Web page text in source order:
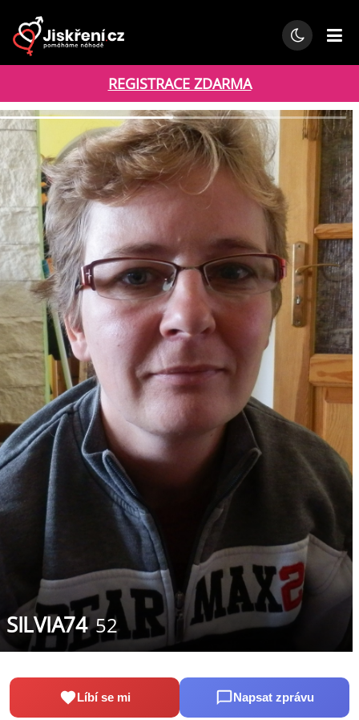
REGISTRACE ZDARMA
SILVIA74 52
Líbí se mi Napsat zprávu